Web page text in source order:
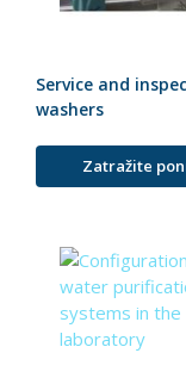
Service and
washers
Zatražite